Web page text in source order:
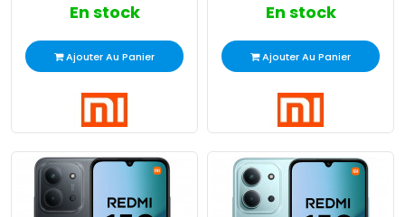
En stock
Ajouter Au Panier
En stock
Ajouter Au Panier